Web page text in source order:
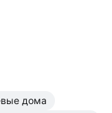
дома